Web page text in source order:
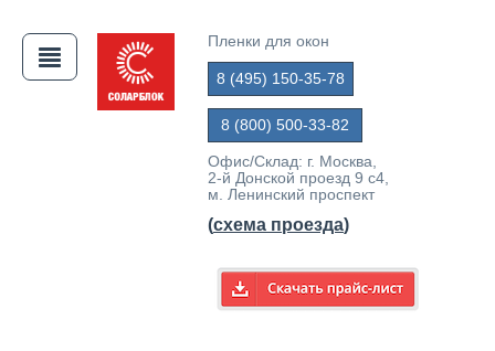
Пленки для окон
8 (495) 150-35-78
8 (800) 500-33-82
Офис/Склад: г. Москва,
2-й Донской проезд 9 с4,
м. Ленинский проспект
(схема проезда)